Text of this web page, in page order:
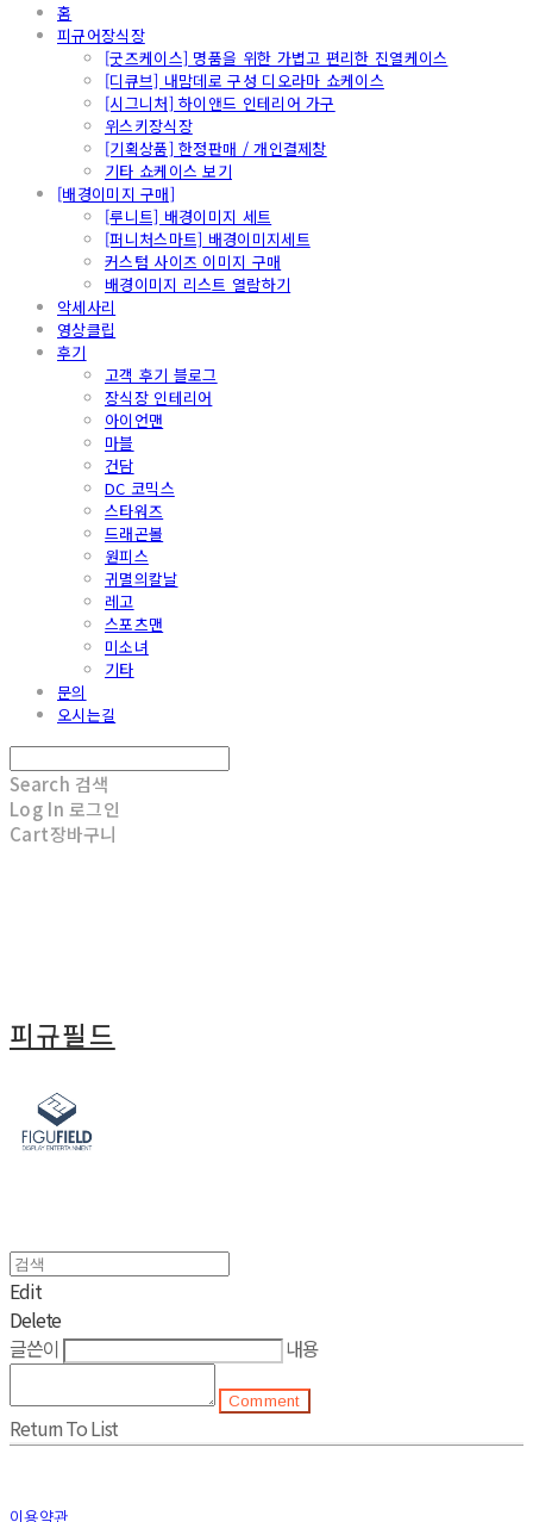
홈
피규어장식장
[굿즈케이스] 명품을 위한 가볍고 편리한 진열케이스
[디큐브] 내맘데로 구성 디오라마 쇼케이스
[시그니처] 하이앤드 인테리어 가구
위스키장식장
[기획상품] 한정판매 / 개인결제창
기타 쇼케이스 보기
[배경이미지 구매]
[루니트] 배경이미지 세트
[퍼니처스마트] 배경이미지세트
커스텀 사이즈 이미지 구매
배경이미지 리스트 열람하기
악세사리
영상클립
후기
고객 후기 블로그
장식장 인테리어
아이언맨
마블
건담
DC 코믹스
스타워즈
드래곤볼
원피스
귀멸의칼날
레고
스포츠맨
미소녀
기타
문의
오시는길
Search 검색
Log In 로그인
Cart장바구니
피규필드
Edit
Delete
글쓴이
내용
Comment
Return To List
이용약관